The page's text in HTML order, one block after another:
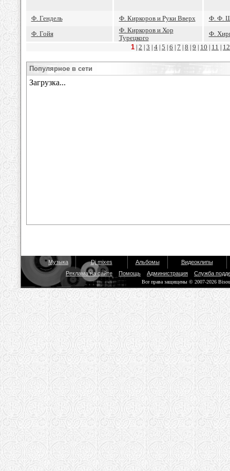
Ф. Гендель Ф. Киркоров и Руки Вверх
Ф. Ф.
Ф. Гойя
Ф. Киркоров и Хор
Турецкого
Ф.
1 2 3 4 5 6 7 8 9 10 11 12
Популярное в сети
Музыка Dj mixes Альбомы
Видеоклипы
Реклама на сайте
Помощь Администрация Служба
Все права защищены © 2007-2026